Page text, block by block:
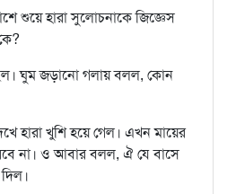
শুয়ে হারা সুলোচনাকে জিজ্ঞেস
ঘুম জড়ানো গলায় বলল, কোন
হারা খুশি হয়ে গেল। এখন মায়ের
না। ও আবার বলল, ঐ যে বাসে